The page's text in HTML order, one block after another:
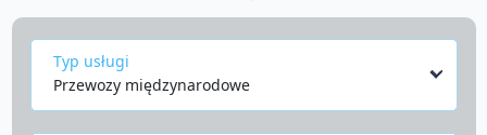
Typ usługi
Przewozy międzynarodowe